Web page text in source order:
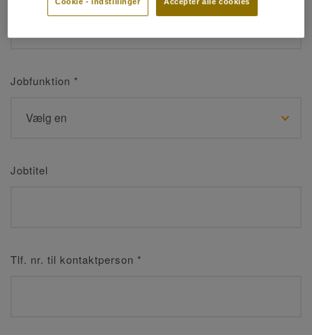
Jobfunktion *
Jobtitel
Tlf. nr. til kontaktperson *